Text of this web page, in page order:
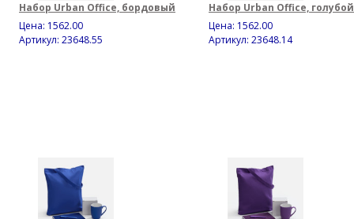
Набор Urban Office, бордовый
Цена: 1562.00
Артикул: 23648.55
Набор Urban Office, голубой
Цена: 1562.00
Артикул: 23648.14